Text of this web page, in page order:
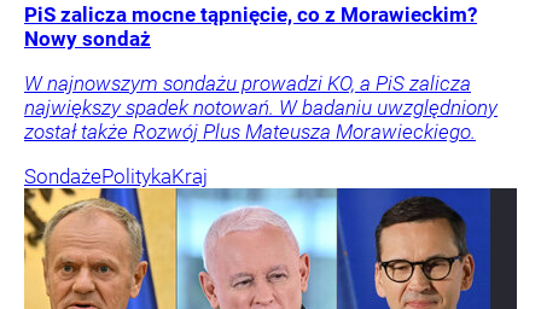
PiS zalicza mocne tąpnięcie, co z Morawieckim?
Nowy sondaż
W najnowszym sondażu prowadzi KO, a PiS zalicza
największy spadek notowań. W badaniu uwzględniony
został także Rozwój Plus Mateusza Morawieckiego.
SondażePolitykaKraj